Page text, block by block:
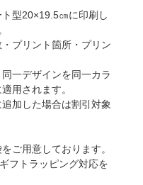
型20×19.5㎝に印刷し
プリント箇所・プリン
一デザインを同一カラ
用されます。
加した場合は割引対象
ご用意しております。
フトラッピング対応を